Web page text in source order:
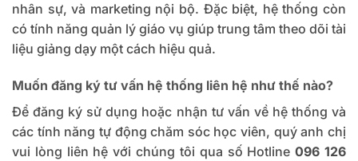
nhân sự, và marketing nội bộ. Đặc biệt, hệ thống còn
có tính năng quản lý giáo vụ giúp trung tâm theo dõi tài
liệu giảng dạy một cách hiệu quả.
Muốn đăng ký tư vấn hệ thống liên hệ như thế nào?
Để đăng ký sử dụng hoặc nhận tư vấn về hệ thống và
các tính năng tự động chăm sóc học viên, quý anh chị
vui lòng liên hệ với chúng tôi qua số Hotline096 126